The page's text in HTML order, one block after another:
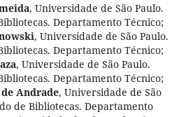
, Universidade de São Paulo.
Departamento Técnico;
, Universidade de São Paulo.
Departamento Técnico;
, Universidade de São Paulo.
Departamento Técnico;
Andrade, Universidade de São
de Bibliotecas. Departamento